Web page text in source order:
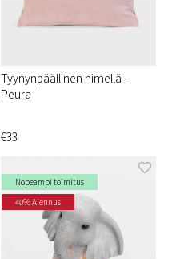
Tyynynpäällinen nimellä –
Peura
€33
Nopeampi toimitus
40% Alennus